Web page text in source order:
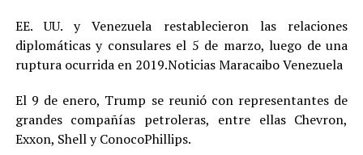
EE. UU. y Venezuela restablecieron las relaciones
diplomáticas y consulares el 5 de marzo, luego de una
ruptura ocurrida en 2019.Noticias Maracaibo Venezuela
El 9 de enero, Trump se reunió con representantes de
grandes compañías petroleras, entre ellas Chevron,
Exxon, Shell y ConocoPhillips.